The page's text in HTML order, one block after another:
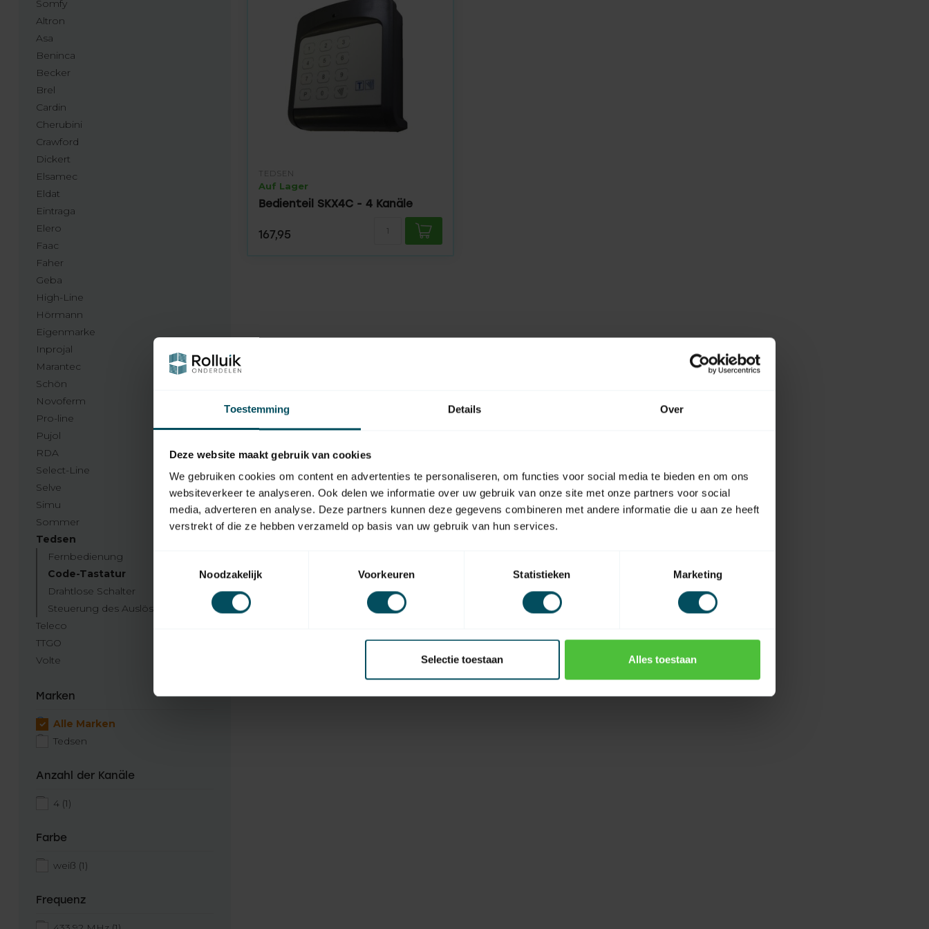
Toestemming Details Over
Deze website maakt gebruik van cookies
We gebruiken cookies om content en advertenties te personaliseren, om functies voor social media te bieden en om ons
websiteverkeer te analyseren. Ook delen we informatie over uw gebruik van onze site met onze partners voor social
media, adverteren en analyse. Deze partners kunnen deze gegevens combineren met andere informatie die u aan ze heeft
verstrekt of die ze hebben verzameld op basis van uw gebruik van hun services.
Noodzakelijk
Voorkeuren Statistieken Marketing
Selectie toestaan Alles toestaan
Somfy
Altron
Asa
Beninca
Becker
Brel
Cardin
Cherubini
Crawford
Dickert
Elsamec
Eldat
Eintraga
Elero
Faac
Faher
Geba
High-Line
Hörmann
Eigenmarke
Inprojal
Marantec
Schön
Novoferm
Pro-line
Pujol
RDA
Select-Line
Selve
Simu
Sommer
Tedsen
Fernbedienung
Code-Tastatur
Drahtlose Schalter
Steuerung des Auslösers
Teleco
TTGO
Volte
Marken
Alle Marken
Tedsen
Anzahl der Kanäle
4 (1)
Farbe
weiß (1)
Frequenz
TEDSEN
Auf Lager
Bedienteil SKX4C - 4 Kanäle
167,95